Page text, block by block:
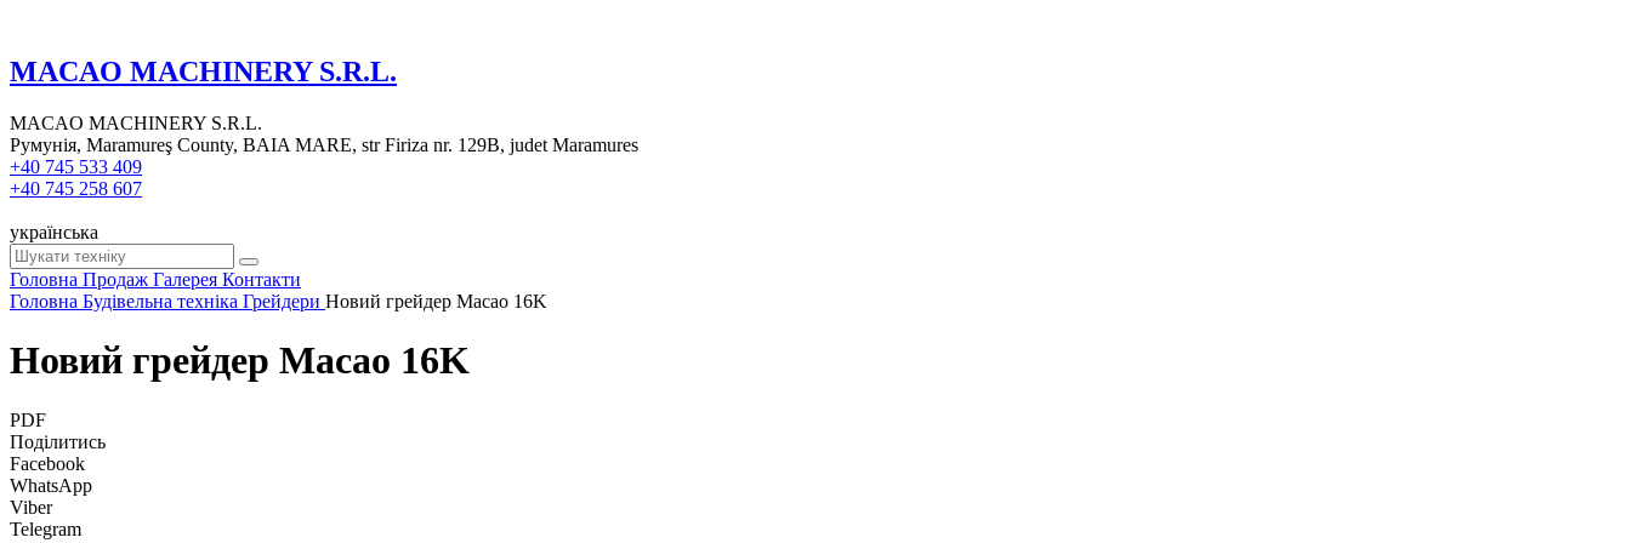
MACAO MACHINERY S.R.L.
MACAO MACHINERY S.R.L.
Румунія, Maramureş County, BAIA MARE, str Firiza nr. 129B, judet Maramures
+40 745 533 409
+40 745 258 607
українська
Головна Продаж Галерея Контакти
Головна Будівельна техніка Грейдери Новий грейдер Macao 16K
Новий грейдер Macao 16K
PDF
Поділитись
Facebook
WhatsApp
Viber
Telegram